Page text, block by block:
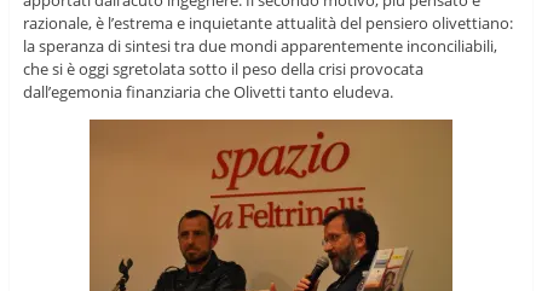
razionale, è l’estrema e inquietante attualità del pensiero olivettiano:
la speranza di sintesi tra due mondi apparentemente inconciliabili,
che si è oggi sgretolata sotto il peso della crisi provocata
dall’egemonia finanziaria che Olivetti tanto eludeva.